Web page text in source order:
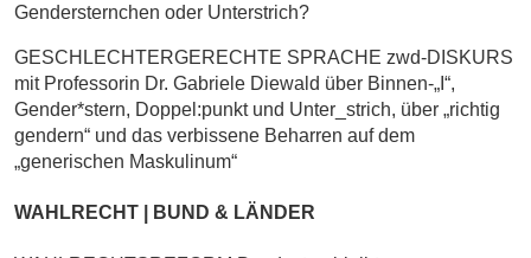
Gendersternchen oder Unterstrich?
GESCHLECHTERGERECHTE SPRACHE zwd-DISKURS
mit Professorin Dr. Gabriele Diewald über Binnen-„I“,
Gender*stern, Doppel:punkt und Unter_strich, über „richtig
gendern“ und das verbissene Beharren auf dem
„generischen Maskulinum“
WAHLRECHT | BUND & LÄNDER